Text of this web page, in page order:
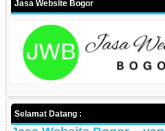
Jasa Website Bogor
Selamat Datang :